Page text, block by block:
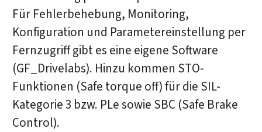
Für Fehlerbehebung, Monitoring,
Konfiguration und Parametereinstellung per
Fernzugriff gibt es eine eigene Software
(GF_Drivelabs). Hinzu kommen STO-
Funktionen (Safe torque off) für die SIL-
Kategorie 3 bzw. PLe sowie SBC (Safe Brake
Control).